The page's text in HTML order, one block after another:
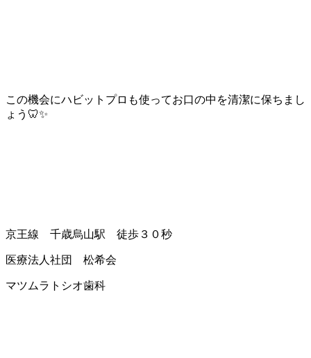
この機会にハビットプロも使ってお口の中を清潔に保ちまし
ょう🦷✨
京王線 千歳烏山駅 徒歩３０秒
医療法人社団 松希会
マツムラトシオ歯科